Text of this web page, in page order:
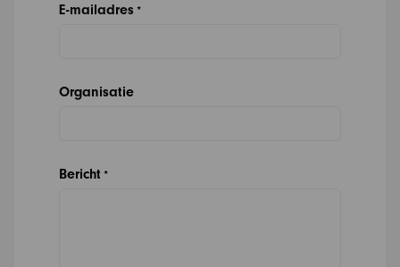
E-mailadres *
Organisatie
Bericht *